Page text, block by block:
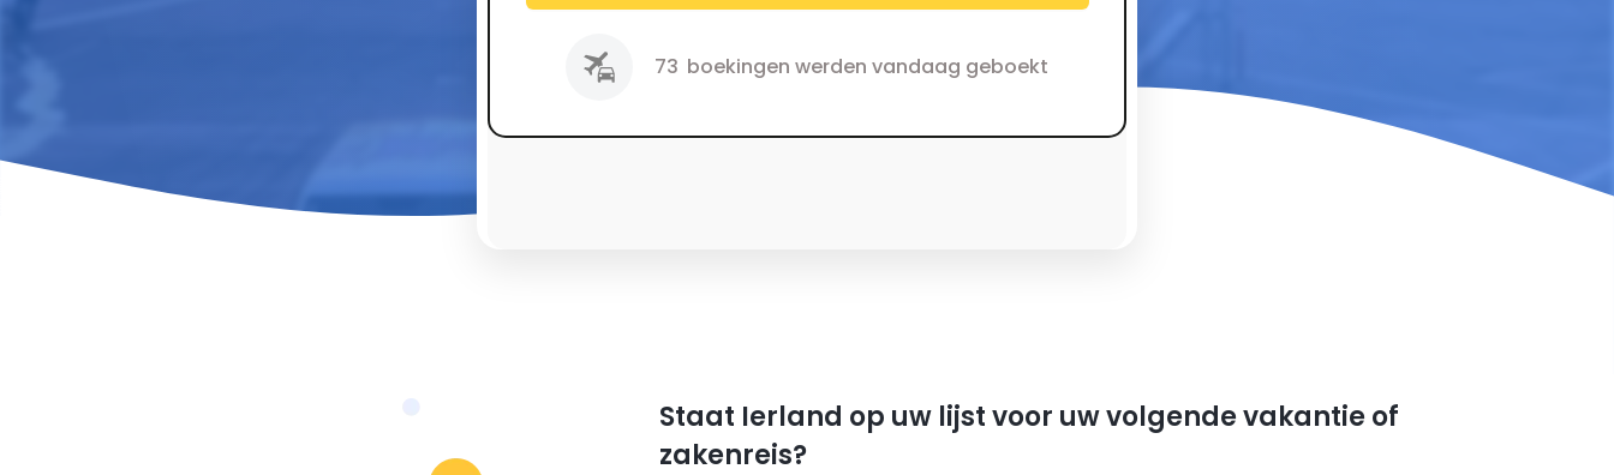
73 boekingen werden vandaag geboekt
Staat Ierland op uw lijst voor uw volgende vakantie of
zakenreis?